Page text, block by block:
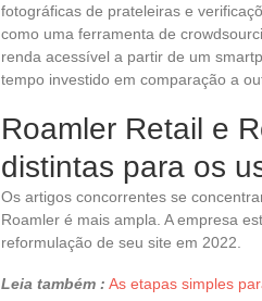
fotográficas de prateleiras e
como uma ferramenta de
renda acessível a partir de um
tempo investido em comparação a
Roamler Retail e
distintas para os
Os artigos concorrentes se
Roamler é mais ampla. A empresa
reformulação de seu site em 2022.
Leia também : As etapas simples